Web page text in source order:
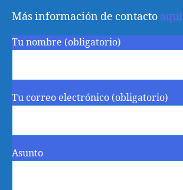
Más información de contacto aquí
Tu nombre (obligatorio)
Tu correo electrónico (obligatorio)
Asunto